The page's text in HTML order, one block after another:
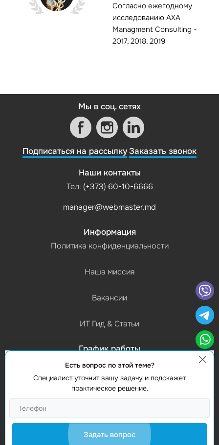
Согласно ежегодному
исследованию AXA
Managment Consulting -
2017, 2018, 2019
Мы в соц. сетях
Подписаться на рассылкуЗаказать звонок
Наши контакты
Тел: (+373) 60-10-6666
manager@webmaster.md
Информация
Политика конфиденциальности
Наша миссия
Вакансии
ИТ Гид & Статьи
График работы
(Пн-Пт) 9:00 - 18:00
Контакты
Studio Webmaster
Молдова, Кишинев, MD-2012
Есть вопрос по этой теме?
Специалист уточнит вашу задачу и подскажет
практическое решение.
Задать вопрос